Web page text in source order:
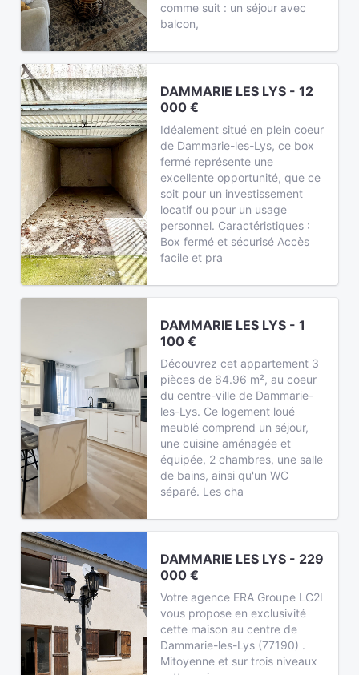
comme suit : un séjour avec
balcon,
DAMMARIE LES LYS - 12
000 €
Idéalement situé en plein coeur
de Dammarie-les-Lys, ce box
fermé représente une
excellente opportunité, que ce
soit pour un investissement
locatif ou pour un usage
personnel. Caractéristiques :
Box fermé et sécurisé Accès
facile et pra
DAMMARIE LES LYS - 1
100 €
Découvrez cet appartement 3
pièces de 64.96 m², au coeur
du centre-ville de Dammarie-
les-Lys. Ce logement loué
meublé comprend un séjour,
une cuisine aménagée et
équipée, 2 chambres, une salle
de bains, ainsi qu'un WC
séparé. Les cha
DAMMARIE LES LYS - 229
000 €
Votre agence ERA Groupe LC2I
vous propose en exclusivité
cette maison au centre de
Dammarie-les-Lys (77190) .
Mitoyenne et sur trois niveaux